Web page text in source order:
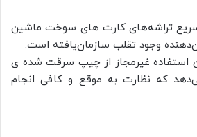
سریع تراشه‌های کارت های سوخت ماشین
وجود تقلب سازمان‌یافته است.
استفاده غیرمجاز از چیپ سرقت شده ی
که نظارت به موقع و کافی انجام